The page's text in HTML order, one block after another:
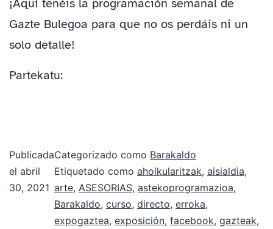
¡Aquí tenéis la programación semanal de
Gazte Bulegoa para que no os perdáis ni un
solo detalle!
Partekatu:
Publicada
el abril
30, 2021
Categorizado como Barakaldo
Etiquetado como aholkularitzak, aisialdia,
arte, ASESORIAS, astekoprogramazioa,
Barakaldo, curso, directo, erroka,
expogaztea, exposición, facebook, gazteak,